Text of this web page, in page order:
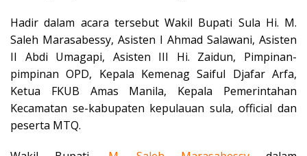
Hadir dalam acara tersebut Wakil Bupati Sula Hi. M.
Saleh Marasabessy, Asisten I Ahmad Salawani, Asisten
II Abdi Umagapi, Asisten III Hi. Zaidun, Pimpinan-
pimpinan OPD, Kepala Kemenag Saiful Djafar Arfa,
Ketua FKUB Amas Manila, Kepala Pemerintahan
Kecamatan se-kabupaten kepulauan sula, official dan
peserta MTQ.